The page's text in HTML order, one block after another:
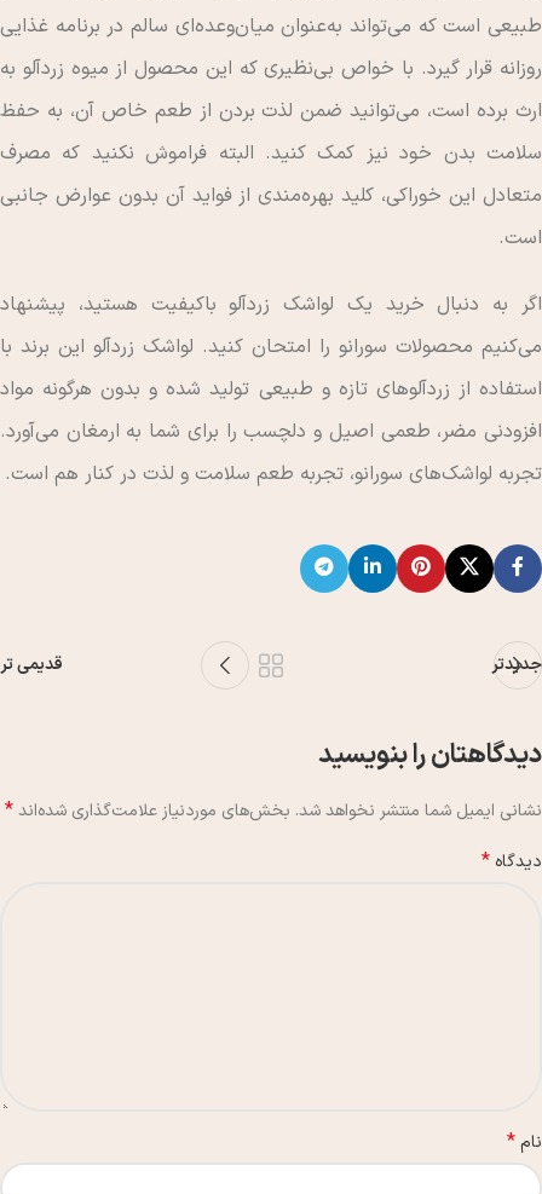
طبیعی است که می‌تواند به‌عنوان میان‌وعده‌ای سالم در برنامه غذایی
روزانه قرار گیرد. با خواص بی‌نظیری که این محصول از میوه زردآلو به
ارث برده است، می‌توانید ضمن لذت بردن از طعم خاص آن، به حفظ
سلامت بدن خود نیز کمک کنید. البته فراموش نکنید که مصرف
متعادل این خوراکی، کلید بهره‌مندی از فواید آن بدون عوارض جانبی
است.
اگر به دنبال خرید یک لواشک زردآلو باکیفیت هستید، پیشنهاد
می‌کنیم محصولات سورانو را امتحان کنید. لواشک زردآلو این برند با
استفاده از زردآلوهای تازه و طبیعی تولید شده و بدون هرگونه مواد
افزودنی مضر، طعمی اصیل و دلچسب را برای شما به ارمغان می‌آورد.
تجربه لواشک‌های سورانو، تجربه طعم سلامت و لذت در کنار هم است.
جدیدتر قدیمی تر
دیدگاهتان را بنویسید
نشانی ایمیل شما منتشر نخواهد شد. بخش‌های موردنیاز علامت‌گذاری شده‌اند*
دیدگاه *
نام *